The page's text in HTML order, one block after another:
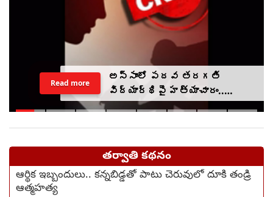
అస్సాంలో పదవ తరగతి
విద్యార్థిపై హత్యాచారం..
ఫంక్షన్‌కు వెళ్లిన తల్లి..
Read more
తర్వాతి కథనం
ఆర్థిక ఇబ్బందులు.. కన్నబిడ్డతో పాటు చెరువులో దూకి తండ్రి
ఆత్మహత్య